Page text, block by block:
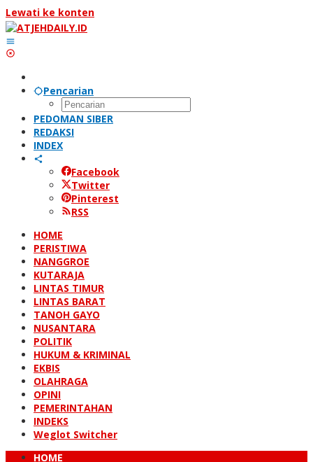
Lewati ke konten
Pencarian
PEDOMAN SIBER
REDAKSI
INDEX
Facebook
Twitter
Pinterest
RSS
HOME
PERISTIWA
NANGGROE
KUTARAJA
LINTAS TIMUR
LINTAS BARAT
TANOH GAYO
NUSANTARA
POLITIK
HUKUM & KRIMINAL
EKBIS
OLAHRAGA
OPINI
PEMERINTAHAN
INDEKS
Weglot Switcher
HOME